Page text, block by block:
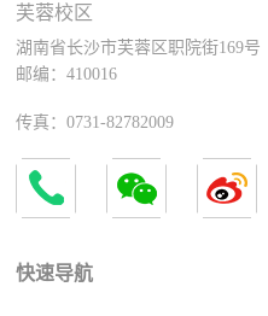
芙蓉校区
湖南省长沙市芙蓉区职院街169号
邮编：410016
传真：0731-82782009
快速导航